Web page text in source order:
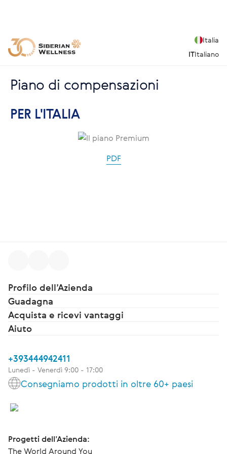
Italia
ITItaliano
Piano di compensazioni
PER L'ITALIA
PDF
Profilo dell’Azienda
Guadagna
Acquista e ricevi vantaggi
Aiuto
+393444942411
Lunedì - Venerdì 9:00 - 17:00
Consegniamo prodotti in oltre 60+ paesi
Progetti dell’Azienda:
The World Around You